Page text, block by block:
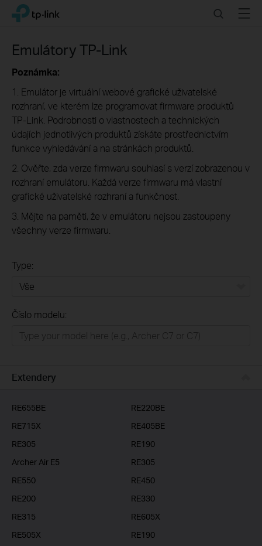
Click
navigation
TP-Link, Reliably Smart SearchMenu
Emulátory TP-Link
Poznámka:
1. Emulátor je virtuální webové grafické uživatelské
rozhraní, ve kterém lze programovat firmware produktů
TP-Link. Podrobnosti o vlastnostech a technických
údajích jednotlivých produktů získáte prostřednictvím
funkce vyhledávání a na stránkách produktů.
2. Ověřte, zda verze firmwaru souhlasí s verzí zobrazenou v
rozhraní emulátoru. Každá verze firmwaru má vlastní
grafické uživatelské rozhraní a funkčnost.
3. Mějte na paměti, že v emulátoru nejsou zastoupeny
všechny verze firmwaru.
Type:
Business
Číslo modelu:
Extendery
RE655BE
RE220BE
RE715X
RE405BE
RE305
RE190
Archer Air E5
RE305
RE550
RE450
RE200
RE330
RE315
RE605X
RE505X
RE190